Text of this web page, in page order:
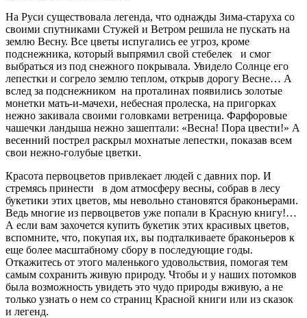
На Руси существовала легенда, что однажды Зима-старуха со
своими спутниками Стужей и Ветром решила не пускать на
землю Весну. Все цветы испугались ее угроз, кроме
подснежника, который выпрямил свой стебелек и смог
выбраться из под снежного покрывала. Увидело Солнце его
лепестки и согрело землю теплом, открыв дорогу Весне… А
вслед за подснежником на проталинах появились золотые
монетки мать-и-мачехи, небесная пролеска, на пригорках
нежно закивала своими головками ветреница. Фарфоровые
чашечки ландыша нежно зашептали: «Весна! Пора цвести!» А
весенний пострел раскрыл мохнатые лепестки, показав всем
свои нежно-голубые цветки.
Красота первоцветов привлекает людей с давних пор. И
стремясь принести в дом атмосферу весны, собрав в лесу
букетики этих цветов, мы невольно становятся браконьерами.
Ведь многие из первоцветов уже попали в Красную книгу!…
А если вам захочется купить букетик этих красивых цветов,
вспомните, что, покупая их, вы подталкиваете браконьеров к
еще более масштабному сбору в последующие годы.
Откажитесь от этого маленького удовольствия, помогая тем
самым сохранить живую природу. Чтобы и у наших потомков
была возможность увидеть это чудо природы вживую, а не
только узнать о нем со страниц Красной книги или из сказок
и легенд.